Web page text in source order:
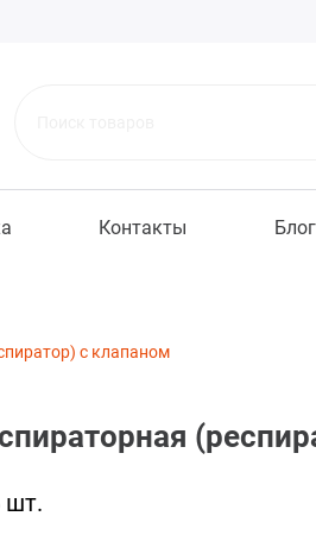
Контакты Блог
с клапаном
шт.